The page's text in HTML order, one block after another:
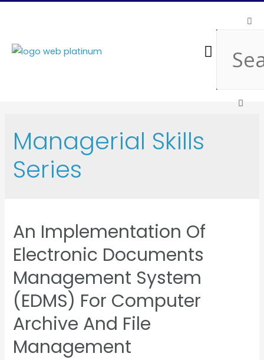
Managerial Skills
Series
An Implementation Of
Electronic Documents
Management System
(EDMS) For Computer
Archive And File
Management